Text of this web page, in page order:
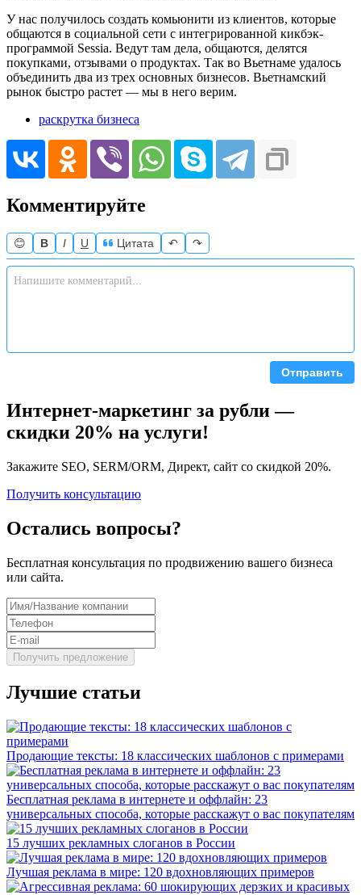
У нас получилось создать комьюнити из клиентов, которые
общаются в социальной сети с интегрированной кикбэк-
программой Sessia. Ведут там дела, общаются, делятся
покупками, отзывами о продуктах. Так во Вьетнаме удалось
объединить два из трех основных бизнесов. Вьетнамский
рынок быстро растет — мы в него верим.
раскрутка бизнеса
Комментируйте
😊 B I U Цитата ↶ ↷
Отправить
Интернет-маркетинг за рубли —
скидки 20% на услуги!
Закажите SEO, SERM/ORM, Директ, сайт со скидкой 20%.
Получить консультацию
Остались вопросы?
Бесплатная консультация по продвижению вашего бизнеса
или сайта.
Лучшие статьи
Продающие тексты: 18 классических шаблонов с примерами
Бесплатная реклама в интернете и оффлайн: 23
универсальных способа, которые расскажут о вас покупателям
15 лучших рекламных слоганов в России
Лучшая реклама в мире: 120 вдохновляющих примеров